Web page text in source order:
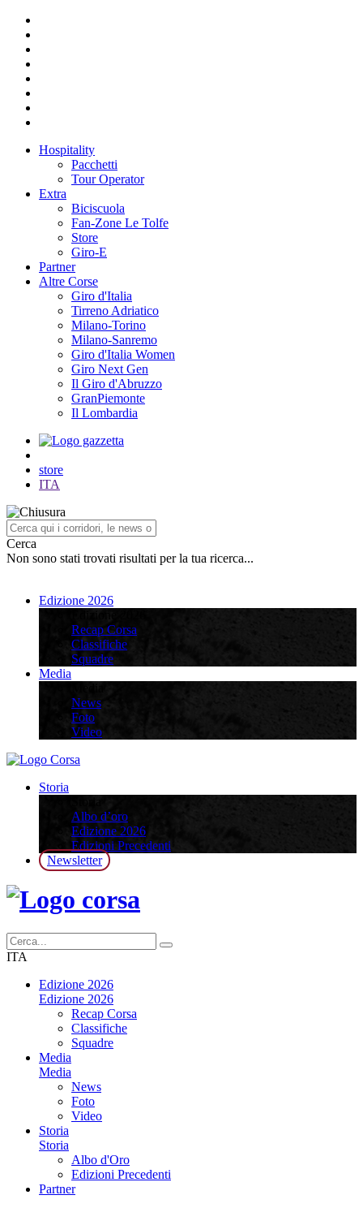
Hospitality
Pacchetti
Tour Operator
Extra
Biciscuola
Fan-Zone Le Tolfe
Store
Giro-E
Partner
Altre Corse
Giro d'Italia
Tirreno Adriatico
Milano-Torino
Milano-Sanremo
Giro d'Italia Women
Giro Next Gen
Il Giro d'Abruzzo
GranPiemonte
Il Lombardia
store
ITA
Cerca
Non sono stati trovati risultati per la tua ricerca...
Edizione 2026
Recap Corsa
Classifiche
Squadre
Media
News
Foto
Video
Storia
Albo d’oro
Edizione 2026
Edizioni Precedenti
Newsletter
ITA
Edizione 2026
Edizione 2026
Recap Corsa
Classifiche
Squadre
Media
Media
News
Foto
Video
Storia
Storia
Albo d'Oro
Edizioni Precedenti
Partner